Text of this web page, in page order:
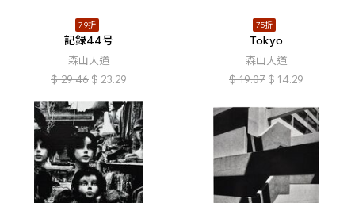
79折
記録44号
森山大道
$ 29.46 $ 23.29
75折
Tokyo
森山大道
$ 19.07 $ 14.29